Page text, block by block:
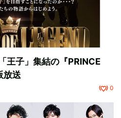
王子」集結の『PRINCE
放送
0